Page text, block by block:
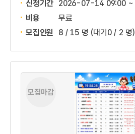
신청기간 2026-07-14 09:00 ~
비용
무료
모집인원
8 / 15 명 (대기0 / 2 명)
모집마감